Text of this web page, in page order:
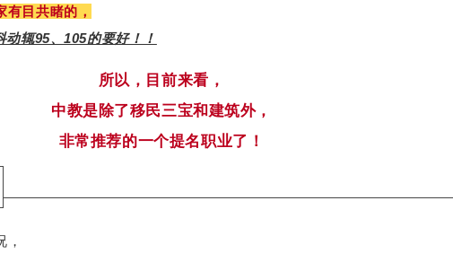
有目共睹的，
动辄95、105的要好！！
所以， 目前来看，
中教是除了移民三宝和建筑外，
非常推荐的一个提名职业了！
，